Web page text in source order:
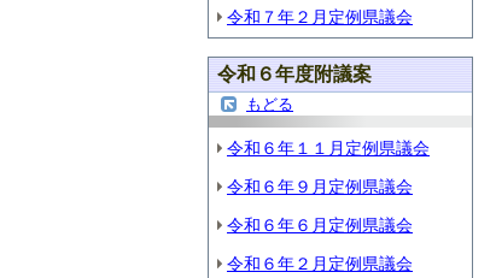
令和７年２月定例県議会
令和６年度附議案
もどる
令和６年１１月定例県議会
令和６年９月定例県議会
令和６年６月定例県議会
令和６年２月定例県議会